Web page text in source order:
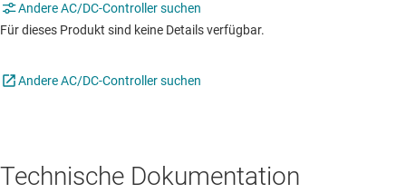
Andere AC/DC-Controller suchen
Für dieses Produkt sind keine Details verfügbar.
Andere AC/DC-Controller suchen
Technische Dokumentation